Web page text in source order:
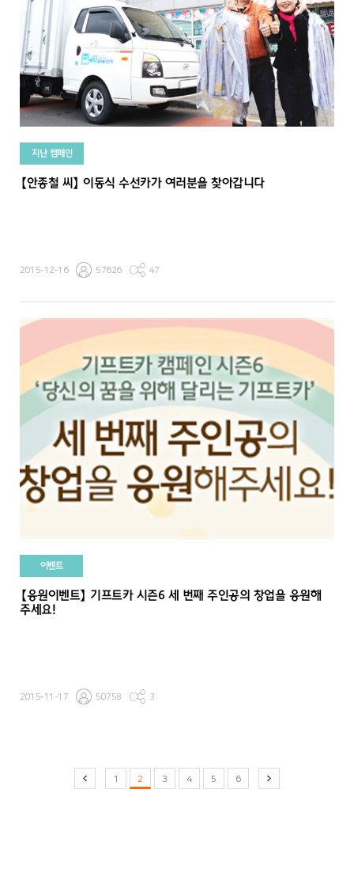
지난 캠페인
【안종철 씨】 이동식 수선카가 여러분을 찾아갑니다
2015-12-16 57626 47
이벤트
【응원이벤트】 기프트카 시즌6 세 번째 주인공의 창업을 응원해
주세요!
2015-11-17 50758 3
1 2 3 4 5 6